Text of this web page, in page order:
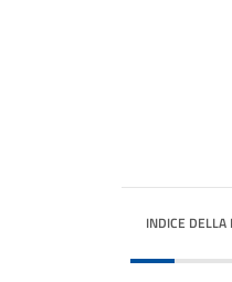
INDICE DELLA